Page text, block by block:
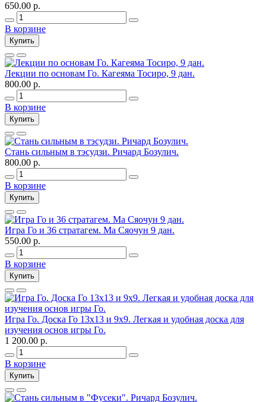
650.00 р.
В корзине
Купить
Лекции по основам Го. Кагеяма Тосиро, 9 дан.
800.00 р.
В корзине
Купить
Стань сильным в тэсудзи. Ричард Бозулич.
800.00 р.
В корзине
Купить
Игра Го и 36 стратагем. Ма Сяочун 9 дан.
550.00 р.
В корзине
Купить
Игра Го. Доска Го 13х13 и 9х9. Легкая и удобная доска для
изучения основ игры Го.
1 200.00 р.
В корзине
Купить